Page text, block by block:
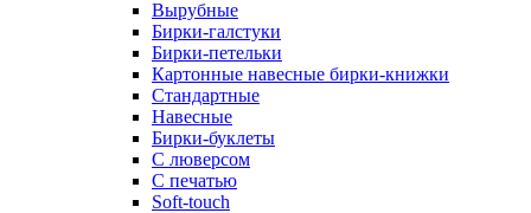
Вырубные
Бирки-галстуки
Бирки-петельки
Картонные навесные бирки-книжки
Стандартные
Навесные
Бирки-буклеты
С люверсом
С печатью
Soft-touch